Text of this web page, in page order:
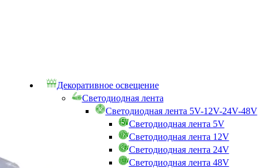
Декоративное освещение
Светодиодная лента
Светодиодная лента 5V-12V-24V-48V
Светодиодная лента 5V
Светодиодная лента 12V
Светодиодная лента 24V
Светодиодная лента 48V